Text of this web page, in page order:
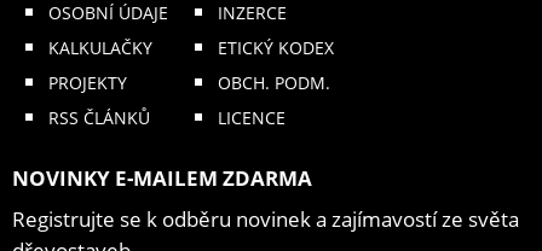
OSOBNÍ ÚDAJE
KALKULAČKY
PROJEKTY
RSS ČLÁNKŮ
INZERCE
ETICKÝ KODEX
OBCH. PODM.
LICENCE
NOVINKY E-MAILEM ZDARMA
Registrujte se k odběru novinek a zajímavostí ze světa